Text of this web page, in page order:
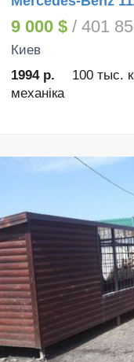
9 000 $ / 401
Киев
1994 р.
100 тыс.
механіка